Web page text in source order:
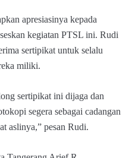
apresiasinya kepada
kegiatan PTSL ini. Rudi
sertipikat untuk selalu
miliki.
sertipikat ini dijaga dan
segera sebagai cadangan
aslinya,” pesan Rudi.